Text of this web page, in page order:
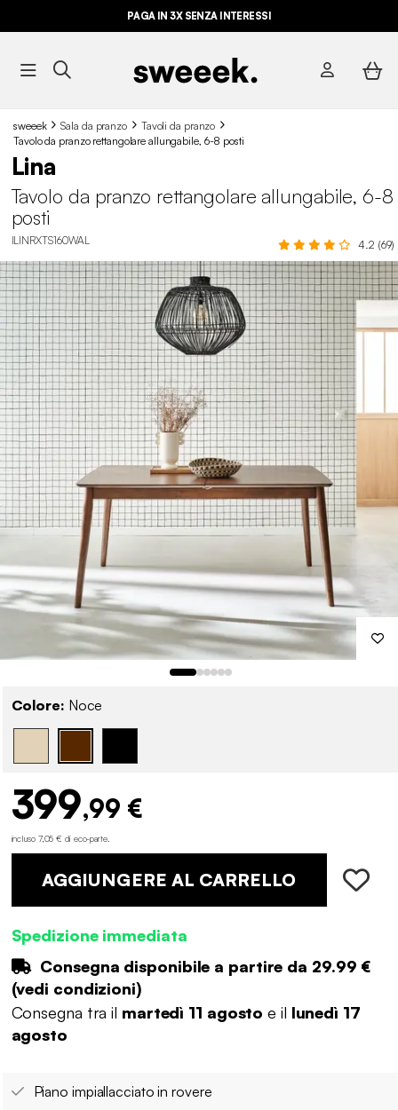
PAGA IN 3X SENZA INTERESSI
sweeek Sala da pranzo
Tavoli da pranzo
Tavolo da pranzo rettangolare allungabile, 6-8 posti
Lina
Tavolo da pranzo rettangolare allungabile, 6-8
posti
ILINRXTS160WAL 4.2 (69)
Colore: Noce
399,99 €
incluso 7,05 € di eco-parte.
AGGIUNGERE AL CARRELLO
Spedizione immediata
Consegna disponibile a partire da 29.99 €
(vedi condizioni)
Consegna tra il martedì 11 agosto e il lunedì 17
agosto
Piano impiallacciato in rovere